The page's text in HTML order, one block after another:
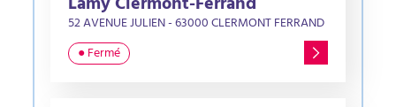
52 AVENUE JULIEN - 63000 CLERMONT FERRAND
● Fermé